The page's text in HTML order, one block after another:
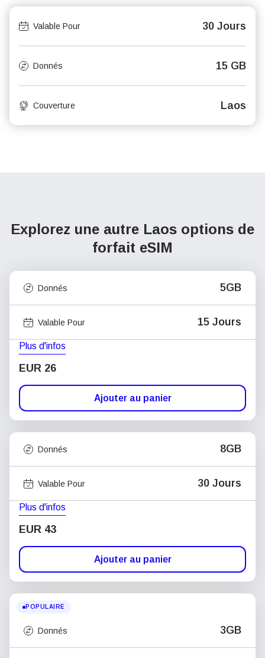
Valable Pour 30 Jours
Donnés 15 GB
Couverture Laos
Explorez une autre Laos options de
forfait eSIM
Donnés 5GB
Valable Pour 15 Jours
Plus d'infos
EUR 26
Ajouter au panier
Donnés 8GB
Valable Pour 30 Jours
Plus d'infos
EUR 43
Ajouter au panier
POPULAIRE
Donnés 3GB